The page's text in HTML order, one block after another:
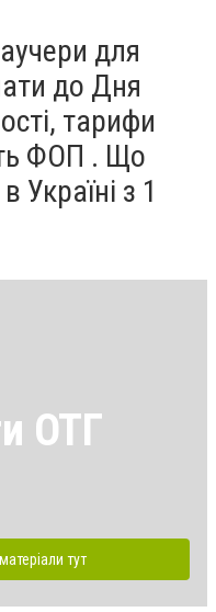
для
до Дня
тарифи
ФОП . Що
Україні з 1
ОТГ
тут